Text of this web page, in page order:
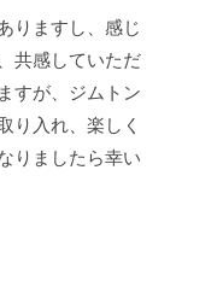
りますし、感じ
共感していただ
すが、ジムトン
り入れ、楽しく
りましたら幸い